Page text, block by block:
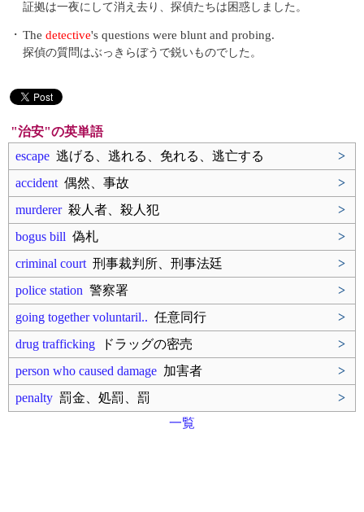
証拠は一夜にして消え去り、探偵たちは困惑しました。
・ The detective's questions were blunt and probing.
探偵の質問はぶっきらぼうで鋭いものでした。
"治安"の英単語
escape 逃げる、逃れる、免れる、逃亡する
>
accident 偶然、事故
>
murderer殺人者、殺人犯
>
bogus bill 偽札
>
criminal court 刑事裁判所、刑事法廷
>
police station 警察署
>
going together voluntaril.. 任意同行
>
drug trafficking ドラッグの密売
>
person who caused damage 加害者
>
penalty 罰金、処罰、罰
>
一覧